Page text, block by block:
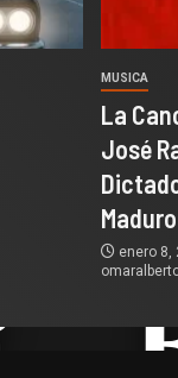
MUSICA
La
José
Maduro
enero 8,